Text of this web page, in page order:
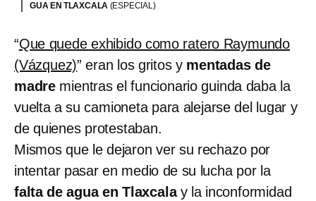
GUA EN TLAXCALA (ESPECIAL)
“Que quede exhibido como ratero Raymundo
(Vázquez)” eran los gritos y mentadas de
madre mientras el funcionario guinda daba la
vuelta a su camioneta para alejarse del lugar y
de quienes protestaban.
Mismos que le dejaron ver su rechazo por
intentar pasar en medio de su lucha por la
falta de agua en Tlaxcalay la inconformidad